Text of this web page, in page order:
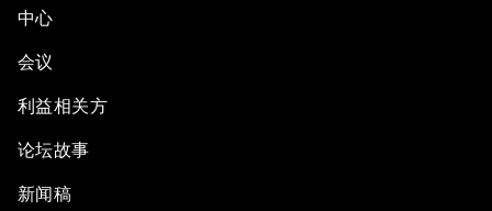
中心
会议
利益相关方
论坛故事
新闻稿